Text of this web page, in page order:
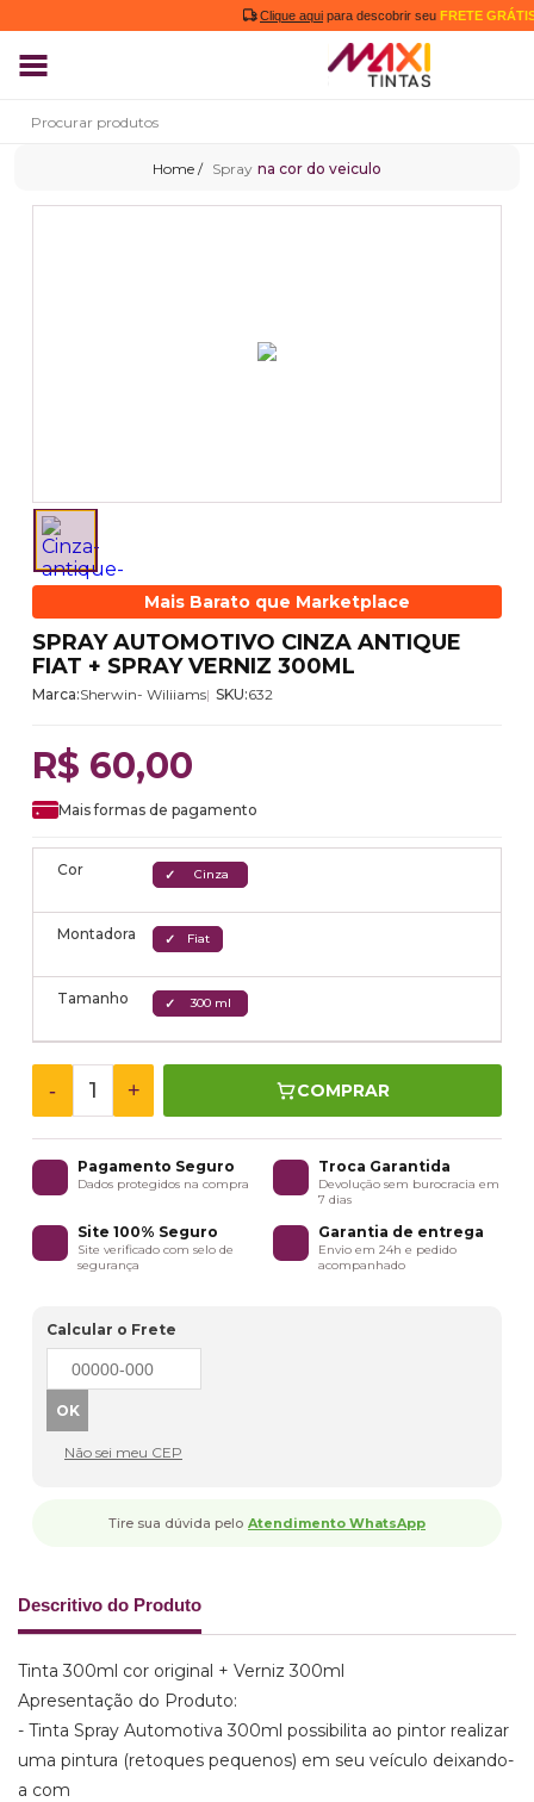
Clique aqui para descobrir seu FRETE
Spray na cor do veiculo
Mais Barato que Marketplace
SPRAY AUTOMOTIVO CINZA ANTIQUE
FIAT + SPRAY VERNIZ 300ML
Marca:Sherwin- Wiliiams SKU:632
R$ 60,00
Mais formas de pagamento
Cor Cinza
Montadora Fiat
Tamanho 300 ml
- + COMPRAR
Pagamento Seguro
Dados protegidos na compra
Troca Garantida
Devolução sem burocracia em
7 dias
Site 100% Seguro
Site verificado com selo de
segurança
Garantia de entrega
Envio em 24h e pedido
acompanhado
Calcular o Frete
Não sei meu CEP
Tire sua dúvida pelo Atendimento WhatsApp
Descritivo do Produto
Tinta 300ml cor original + Verniz 300ml
Apresentação do Produto:
- Tinta Spray Automotiva 300ml possibilita ao pintor realizar
uma pintura (retoques pequenos) em seu veículo deixando-
a com